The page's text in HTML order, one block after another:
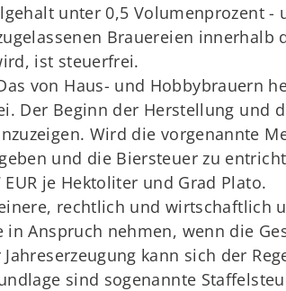
unter 0,5 Volumenprozent -
Brauereien
ist steuerfrei.
von Haus- und Hobbybrauern
Der Beginn der Herstellung und
Wird die vorgenannte
und die Biersteuer zu
je Hektoliter und Grad Plato.
rechtlich und wirtschaftlich
Anspruch nehmen, wenn die
kann sich der
sind sogenannte